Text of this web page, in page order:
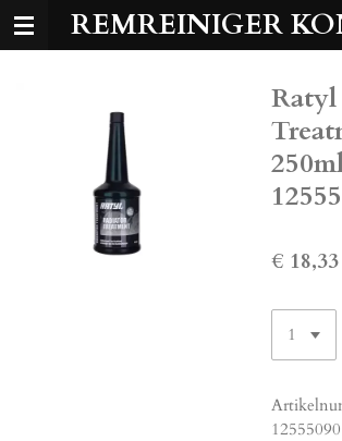
Ga
REMREINIGER
€ 18,33
12555090